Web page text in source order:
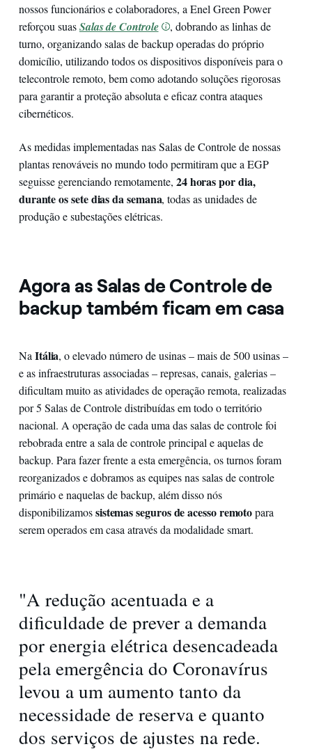
nossos funcionários e colaboradores, a Enel Green Power
reforçou suasSalas de Controle
, dobrando as linhas de
turno, organizando salas de backup operadas do próprio
domicílio, utilizando todos os dispositivos disponíveis para o
telecontrole remoto, bem como adotando soluções rigorosas
para garantir a proteção absoluta e eficaz contra ataques
cibernéticos.
As medidas implementadas nas Salas de Controle de nossas
plantas renováveis no mundo todo permitiram que a EGP
seguisse gerenciando remotamente, 24 horas por dia,
durante os sete dias da semana, todas as unidades de
produção e subestações elétricas.
Agora as Salas de Controle de
backup também ficam em casa
NaItália, o elevado número de usinas – mais de 500 usinas –
e as infraestruturas associadas – represas, canais, galerias –
dificultam muito as atividades de operação remota, realizadas
por 5 Salas de Controle distribuídas em todo o território
nacional. A operação de cada uma das salas de controle foi
rebobrada entre a sala de controle principal e aquelas de
backup. Para fazer frente a esta emergência, os turnos foram
reorganizados e dobramos as equipes nas salas de controle
primário e naquelas de backup, além disso nós
disponibilizamossistemas seguros de acesso remotopara
serem operados em casa através da modalidade smart.
"A redução acentuada e a
dificuldade de prever a demanda
por energia elétrica desencadeada
pela emergência do Coronavírus
levou a um aumento tanto da
necessidade de reserva e quanto
dos serviços de ajustes na rede.